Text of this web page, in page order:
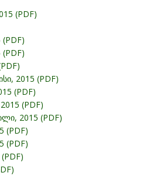
(PDF)
2015 (PDF)
(PDF)
(PDF)
2015 (PDF)
(PDF)
(PDF)